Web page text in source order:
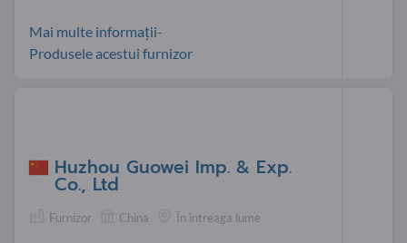
Mai multe informații-
Produsele acestui furnizor
Huzhou Guowei Imp. & Exp.
Co., Ltd
Furnizor China În întreaga lume